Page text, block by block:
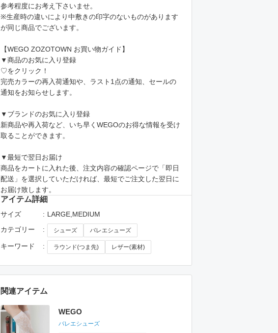
参考程度にお考え下さいませ。
※生産時の違いにより中敷きの印字のないものがあります
が同じ商品でございます。
【WEGO ZOZOTOWN お買い物ガイド】
▼商品のお気に入り登録
♡をクリック！
完売カラーの再入荷通知や、ラスト1点の通知、セールの
通知をお知らせします。
▼ブランドのお気に入り登録
新商品や再入荷など、いち早くWEGOのお得な情報を受け
取ることができます。
▼最短で翌日お届け
商品をカートに入れた後、注文内容の確認ページで「即日
配送」を選択していただければ、最短でご注文した翌日に
お届け致します。
アイテム詳細
サイズ
LARGE,MEDIUM
カテゴリー
シューズ バレエシューズ
キーワード ラウンド(つま先) レザー(素材)
関連アイテム
WEGO
バレエシューズ